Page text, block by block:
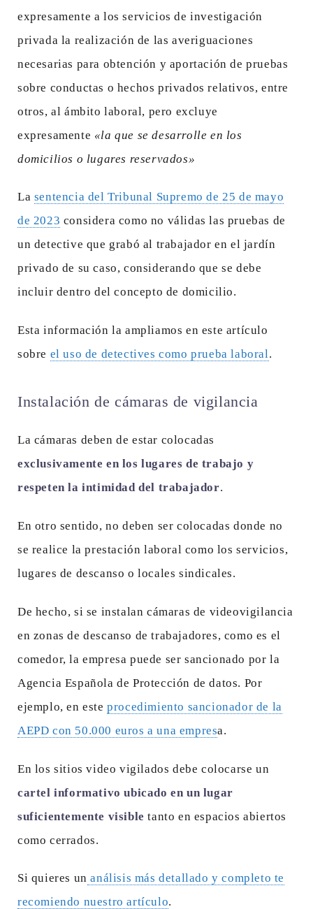
expresamente a los servicios de investigación
privada la realización de las averiguaciones
necesarias para obtención y aportación de pruebas
sobre conductas o hechos privados relativos, entre
otros, al ámbito laboral, pero excluye
expresamente «la que se desarrolle en los
domicilios o lugares reservados»
La sentencia del Tribunal Supremo de 25 de mayo
de 2023 considera como no válidas las pruebas de
un detective que grabó al trabajador en el jardín
privado de su caso, considerando que se debe
incluir dentro del concepto de domicilio.
Esta información la ampliamos en este artículo
sobre el uso de detectives como prueba laboral.
Instalación de cámaras de vigilancia
La cámaras deben de estar colocadas
exclusivamente en los lugares de trabajo y
respeten la intimidad del trabajador.
En otro sentido, no deben ser colocadas donde no
se realice la prestación laboral como los servicios,
lugares de descanso o locales sindicales.
De hecho, si se instalan cámaras de videovigilancia
en zonas de descanso de trabajadores, como es el
comedor, la empresa puede ser sancionado por la
Agencia Española de Protección de datos. Por
ejemplo, en esteprocedimiento sancionador de la
AEPD con 50.000 euros a una empresa.
En los sitios video vigilados debe colocarse un
cartel informativo ubicado en un lugar
suficientemente visible tanto en espacios abiertos
como cerrados.
Si quieres un análisis más detallado y completo te
recomiendo nuestro artículo.